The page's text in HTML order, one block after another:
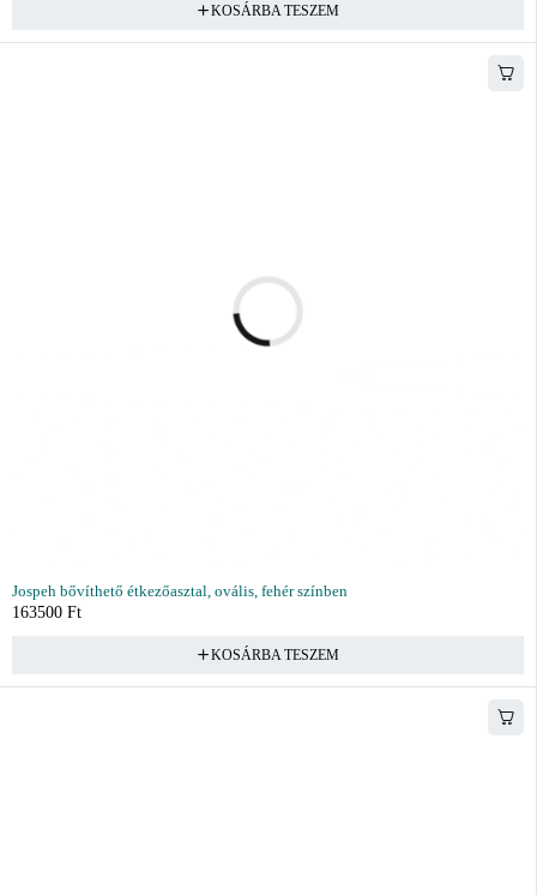
KOSÁRBA TESZEM
Jospeh bővíthető étkezőasztal, ovális, fehér színben
163500 Ft
KOSÁRBA TESZEM